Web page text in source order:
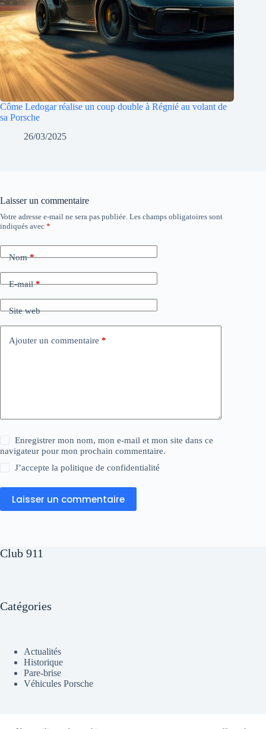
Côme Ledogar réalise un coup double à Régnié au volant de
sa Porsche
26/03/2025
Laisser un commentaire
Votre adresse e-mail ne sera pas publiée. Les champs obligatoires sont
indiqués avec *
Nom*
E-mail*
Site web
Ajouter un commentaire *
Enregistrer mon nom, mon e-mail et mon site dans ce
navigateur pour mon prochain commentaire.
J’accepte lapolitique de confidentialité
Laisser un commentaire
Club 911
Catégories
Actualités
Historique
Pare-brise
Véhicules Porsche